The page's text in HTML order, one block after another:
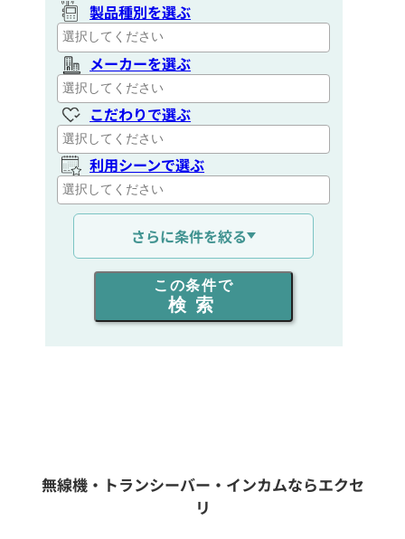
製品種別を選ぶ
メーカーを選ぶ
こだわりで選ぶ
利用シーンで選ぶ
通信距離を選ぶ
出力を選ぶ
同時通話人数を選ぶ
フリーワード入力(製品名等)
さらに条件を絞る
この条件で
検索
無線機・トランシーバー・インカムならエクセ
リ